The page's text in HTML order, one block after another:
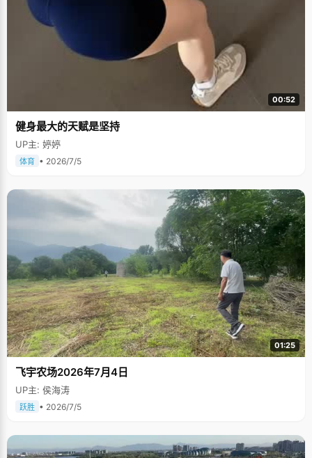
00:52
健身最大的天赋是坚持
UP主: 婷婷
体育 • 2026/7/5
01:25
飞宇农场2026年7月4日
UP主: 侯海涛
跃胜 • 2026/7/5